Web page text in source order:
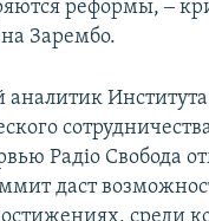
реформы, ‒
Зарембо.
аналитик Института
Радіо Свобода
даст